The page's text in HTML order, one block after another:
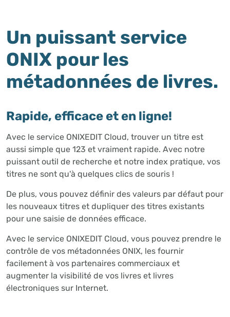
Un puissant service
ONIX pour les
métadonnées de livres.
Rapide, efficace et en ligne!
Avec le service ONIXEDIT Cloud, trouver un titre est
aussi simple que 123 et vraiment rapide. Avec notre
puissant outil de recherche et notre index pratique, vos
titres ne sont qu'à quelques clics de souris !
De plus, vous pouvez définir des valeurs par défaut pour
les nouveaux titres et dupliquer des titres existants
pour une saisie de données efficace.
Avec le service ONIXEDIT Cloud, vous pouvez prendre le
contrôle de vos métadonnées ONIX, les fournir
facilement à vos partenaires commerciaux et
augmenter la visibilité de vos livres et livres
électroniques sur Internet.